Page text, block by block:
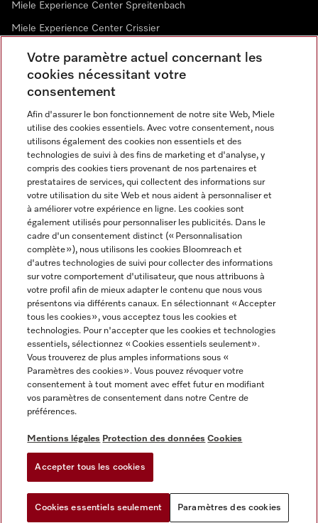
Miele Experience Center Spreitenbach
Miele Experience Center Crissier
Newsletter
Langue
FRANÇAIS
Mentions légales
CGV
Protection des données
Paramètres des cookies
Miele sur Youtube
Votre paramètre actuel concernant les
cookies nécessitant votre
consentement
Afin d'assurer le bon fonctionnement de notre site Web, Miele
utilise des cookies essentiels. Avec votre consentement, nous
utilisons également des cookies non essentiels et des
technologies de suivi à des fins de marketing et d'analyse, y
compris des cookies tiers provenant de nos partenaires et
prestataires de services, qui collectent des informations sur
votre utilisation du site Web et nous aident à personnaliser et
à améliorer votre expérience en ligne. Les cookies sont
également utilisés pour personnaliser les publicités. Dans le
cadre d'un consentement distinct (« Personnalisation
complète »), nous utilisons les cookies Bloomreach et
d'autres technologies de suivi pour collecter des informations
sur votre comportement d'utilisateur, que nous attribuons à
votre profil afin de mieux adapter le contenu que nous vous
présentons via différents canaux. En sélectionnant « Accepter
tous les cookies », vous acceptez tous les cookies et
technologies. Pour n'accepter que les cookies et technologies
essentiels, sélectionnez « Cookies essentiels seulement».
Vous trouverez de plus amples informations sous «
Paramètres des cookies ». Vous pouvez révoquer votre
consentement à tout moment avec effet futur en modifiant
vos paramètres de consentement dans notre Centre de
préférences.
Mentions légales Protection des données Cookies
Accepter tous les cookies
Cookies essentiels seulement Paramètres des cookies